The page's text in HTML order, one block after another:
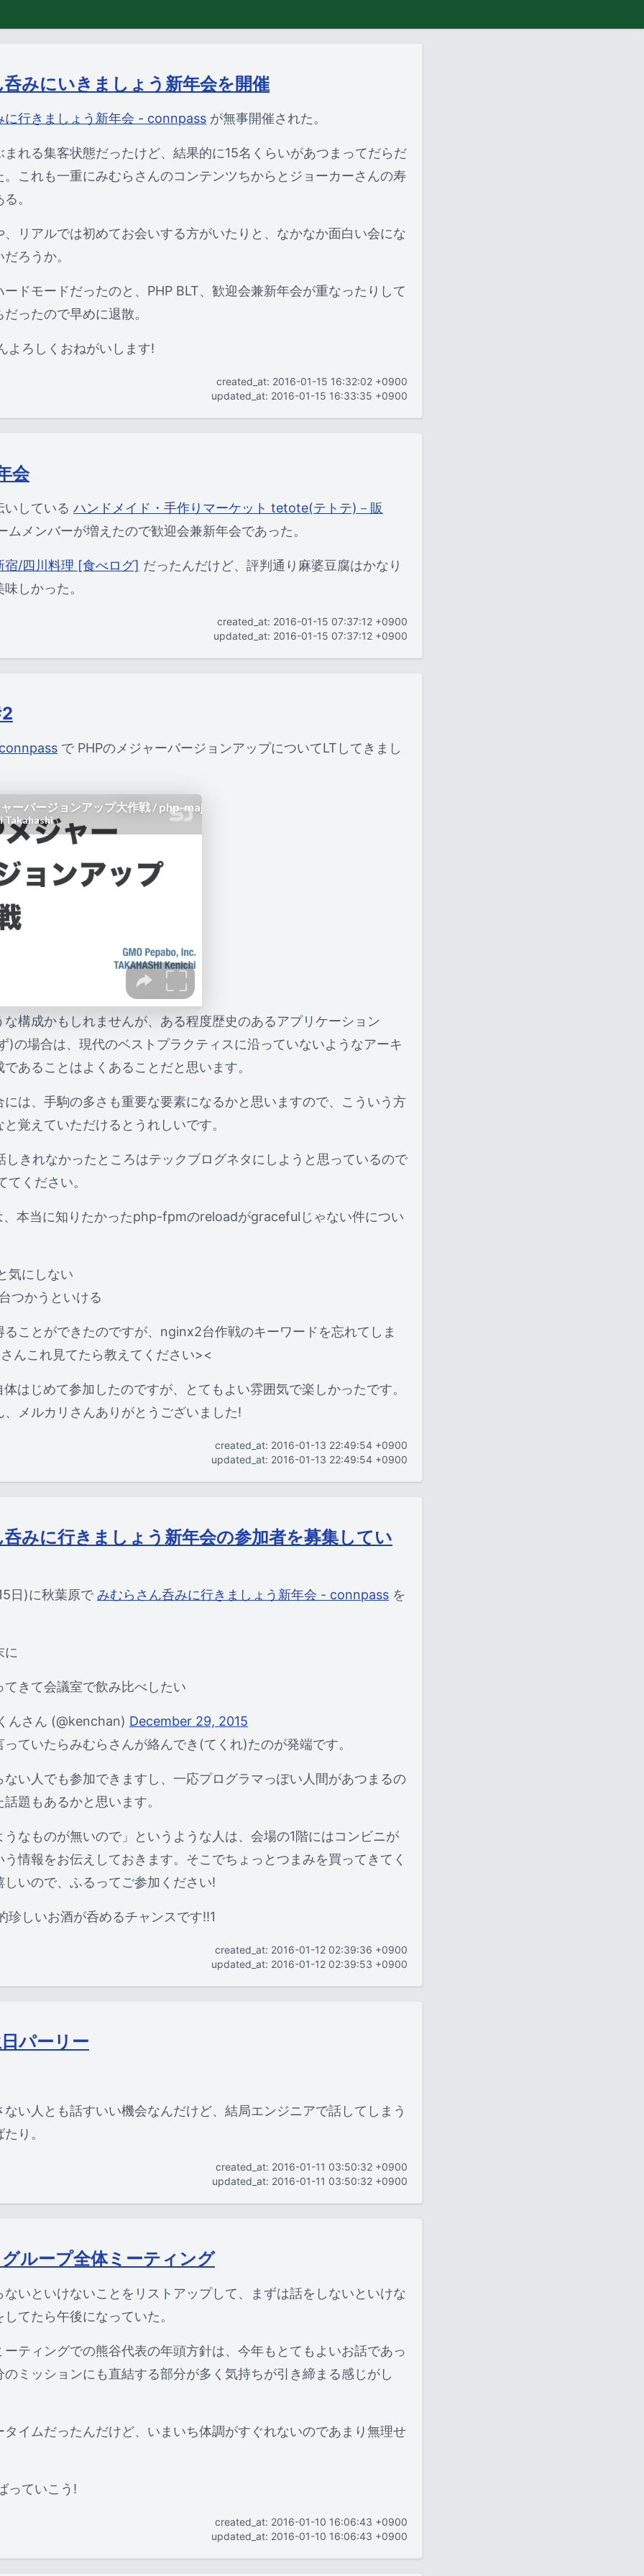
みにいきましょう新年会を開催
に行きましょう新年会 - connpass が無事開催された。
まれる集客状態だったけど、結果的に15名くらいがあつまってだらだ
。これも一重にみむらさんのコンテンツちからとジョーカーさんの寿
。
、リアルでは初めてお会いする方がいたりと、なかなか面白い会にな
ろうか。
ドモードだったのと、PHP BLT、歓迎会兼新年会が重なったりして
ったので早めに退散。
よろしくおねがいします!
created_at: 2016-01-15 16:32:02 +0900
updated_at: 2016-01-15 16:33:35 +0900
会
いしている ハンドメイド・手作りマーケット tetote(テトテ)－販
ムメンバーが増えたので歓迎会兼新年会であった。
宿/四川料理 [食べログ] だったんだけど、評判通り麻婆豆腐はかなり
しかった。
created_at: 2016-01-15 07:37:12 +0900
updated_at: 2016-01-15 07:37:12 +0900
で PHPのメジャーバージョンアップについてLTしてきまし
な構成かもしれませんが、ある程度歴史のあるアプリケーション
)の場合は、現代のベストプラクティスに沿っていないようなアーキ
あることはよくあることだと思います。
には、手駒の多さも重要な要素になるかと思いますので、こういう方
覚えていただけるとうれしいです。
しきれなかったところはテックブログネタにしようと思っているので
てください。
、本当に知りたかったphp-fpmのreloadがgracefulじゃない件につい
気にしない
つかうといける
ることができたのですが、nginx2台作戦のキーワードを忘れてしま
んこれ見てたら教えてください><
はじめて参加したのですが、とてもよい雰囲気で楽しかったです。
、メルカリさんありがとうございました!
created_at: 2016-01-13 22:49:54 +0900
updated_at: 2016-01-13 22:49:54 +0900
みに行きましょう新年会の参加者を募集してい
日)に秋葉原でみむらさん呑みに行きましょう新年会 - connpass を
に
てきて会議室で飲み比べしたい
んさん (@kenchan) December 29, 2015
ていたらみむらさんが絡んでき(てくれ)たのが発端です。
ない人でも参加できますし、一応プログラマっぽい人間があつまるの
題もあるかと思います。
うなものが無いので」というような人は、会場の1階にはコンビニが
情報をお伝えしておきます。そこでちょっとつまみを買ってきてく
しいので、ふるってご参加ください!
珍しいお酒が呑めるチャンスです!!1
created_at: 2016-01-12 02:39:36 +0900
updated_at: 2016-01-12 02:39:53 +0900
パーリー
い人とも話すいい機会なんだけど、結局エンジニアで話してしまう
り。
created_at: 2016-01-11 03:50:32 +0900
updated_at: 2016-01-11 03:50:32 +0900
ループ全体ミーティング
ないといけないことをリストアップして、まずは話をしないといけな
てたら午後になっていた。
ーティングでの熊谷代表の年頭方針は、今年もとてもよいお話であっ
のミッションにも直結する部分が多く気持ちが引き締まる感じがし
タイムだったんだけど、いまいち体調がすぐれないのであまり無理せ
っていこう!
created_at: 2016-01-10 16:06:43 +0900
updated_at: 2016-01-10 16:06:43 +0900